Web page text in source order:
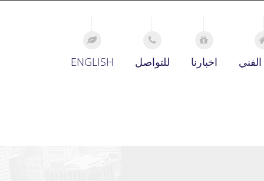
ENGLISH للتواصل اخبارنا